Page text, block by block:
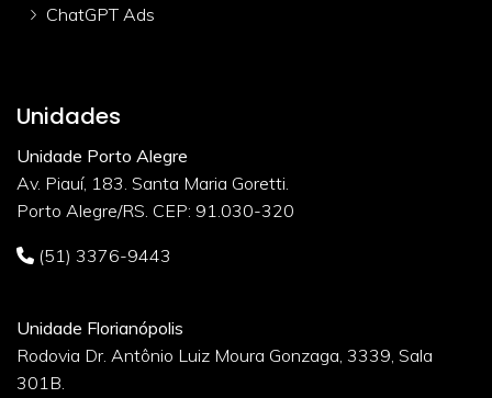
ChatGPT Ads
Unidades
Unidade Porto Alegre
Av. Piauí, 183. Santa Maria Goretti.
Porto Alegre/RS. CEP: 91.030-320
(51) 3376-9443
Unidade Florianópolis
Rodovia Dr. Antônio Luiz Moura Gonzaga, 3339, Sala
301B.